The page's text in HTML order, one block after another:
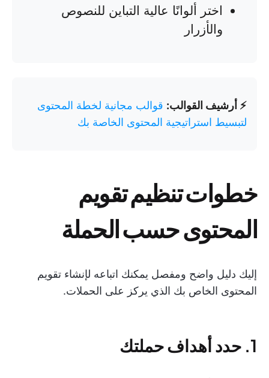
اختر ألوانًا عالية التباين للنصوص
والأزرار
⚡ أرشيف القوالب: قوالب مجانية لخطة المحتوى
لتبسيط استراتيجية المحتوى الخاصة بك
خطوات تنظيم تقويم
المحتوى حسب الحملة
إليك دليل واضح ومفصل يمكنك اتباعه لإنشاء تقويم
المحتوى الخاص بك الذي يركز على الحملات.
1. حدد أهداف حملتك